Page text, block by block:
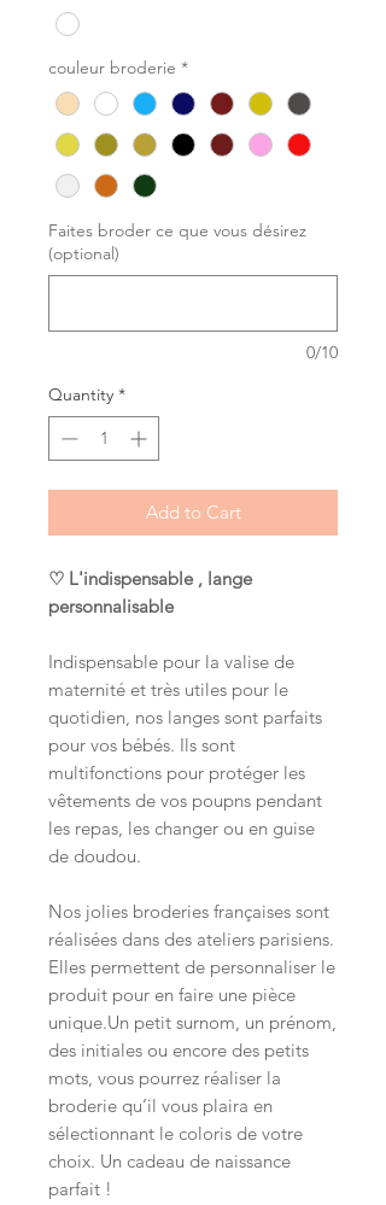
couleur broderie *
Faites broder ce que vous désirez
(optional)
0/10
Quantity *
Add to Cart
♡ L'indispensable , lange
personnalisable
Indispensable pour la valise de
maternité et très utiles pour le
quotidien, nos langes sont parfaits
pour vos bébés. Ils sont
multifonctions pour protéger les
vêtements de vos poupns pendant
les repas, les changer ou en guise
de doudou.
Nos jolies broderies françaises sont
réalisées dans des ateliers parisiens.
Elles permettent de personnaliser le
produit pour en faire une pièce
unique.Un petit surnom, un prénom,
des initiales ou encore des petits
mots, vous pourrez réaliser la
broderie qu’il vous plaira en
sélectionnant le coloris de votre
choix. Un cadeau de naissance
parfait !